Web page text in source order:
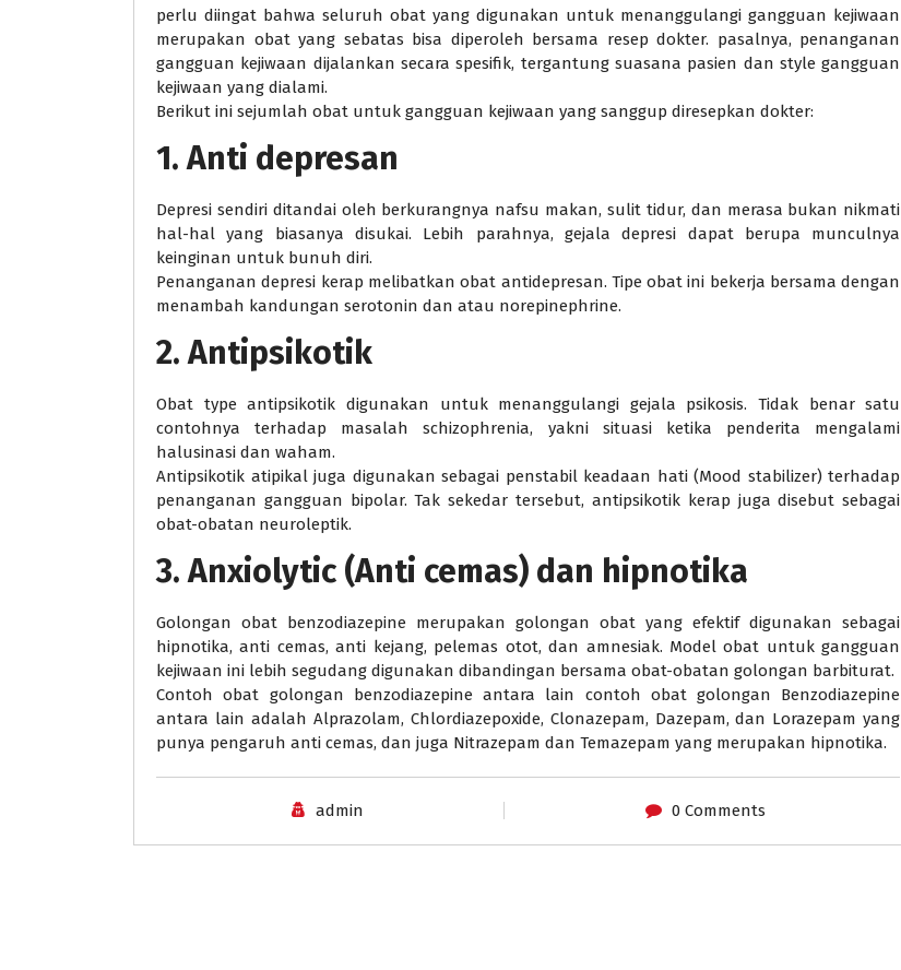
perlu diingat bahwa seluruh obat yang digunakan untuk menanggulangi gangguan kejiwaan
merupakan obat yang sebatas bisa diperoleh bersama resep dokter. pasalnya, penanganan
gangguan kejiwaan dijalankan secara spesifik, tergantung suasana pasien dan style gangguan
kejiwaan yang dialami.
Berikut ini sejumlah obat untuk gangguan kejiwaan yang sanggup diresepkan dokter:
1. Anti depresan
Depresi sendiri ditandai oleh berkurangnya nafsu makan, sulit tidur, dan merasa bukan nikmati
hal-hal yang biasanya disukai. Lebih parahnya, gejala depresi dapat berupa munculnya
keinginan untuk bunuh diri.
Penanganan depresi kerap melibatkan obat antidepresan. Tipe obat ini bekerja bersama dengan
menambah kandungan serotonin dan atau norepinephrine.
2. Antipsikotik
Obat type antipsikotik digunakan untuk menanggulangi gejala psikosis. Tidak benar satu
contohnya terhadap masalah schizophrenia, yakni situasi ketika penderita mengalami
halusinasi dan waham.
Antipsikotik atipikal juga digunakan sebagai penstabil keadaan hati (Mood stabilizer) terhadap
penanganan gangguan bipolar. Tak sekedar tersebut, antipsikotik kerap juga disebut sebagai
obat-obatan neuroleptik.
3. Anxiolytic (Anti cemas) dan hipnotika
Golongan obat benzodiazepine merupakan golongan obat yang efektif digunakan sebagai
hipnotika, anti cemas, anti kejang, pelemas otot, dan amnesiak. Model obat untuk gangguan
kejiwaan ini lebih segudang digunakan dibandingan bersama obat-obatan golongan barbiturat.
Contoh obat golongan benzodiazepine antara lain contoh obat golongan Benzodiazepine
antara lain adalah Alprazolam, Chlordiazepoxide, Clonazepam, Dazepam, dan Lorazepam yang
punya pengaruh anti cemas, dan juga Nitrazepam dan Temazepam yang merupakan hipnotika.
admin 0 Comments